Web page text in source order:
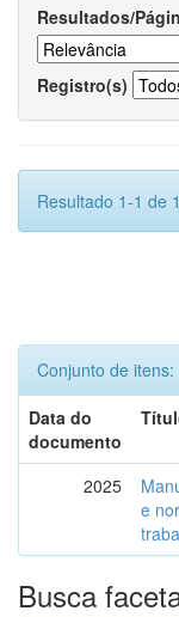
Resultados/
Registro(s)
Resultado 1-1 de
Conjunto de itens:
Data do
documento
2025
e
Busca